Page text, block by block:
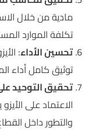
مادية من خلال
تكلفة الموارد
تحسين الأداء:
توثيق كامل أداء
تحقيق التوحيد
الاعتماد على
والتطور داخل